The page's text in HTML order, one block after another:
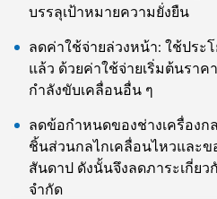
บรรลุเป้าหมายความยั่งยืน
ลดค่าใช้จ่ายล่วงหน้า: ใช้ประ
แล้ว ด้วยค่าใช้จ่ายเริ่มต้นราค
กำลังขับเคลื่อนอื่น ๆ
ลดข้อกำหนดของช่างเครื่องก
ชิ้นส่วนกลไกเคลื่อนไหวและข
สันดาป ดังนั้นจึงลดภาระเกี่ย
จำกัด